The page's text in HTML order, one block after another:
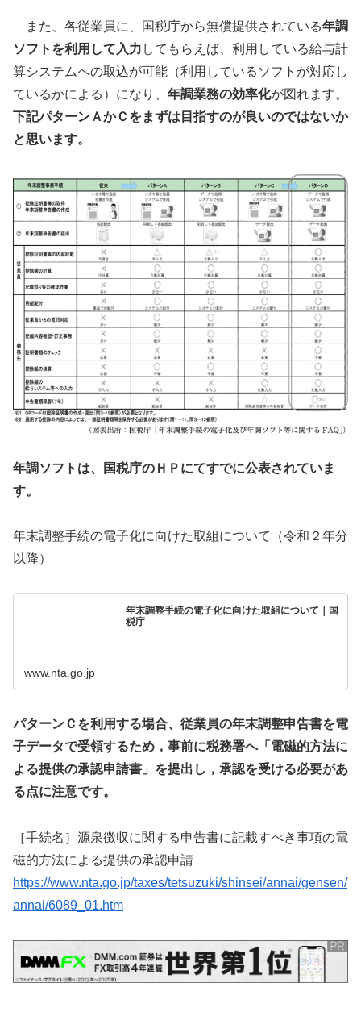
また、各従業員に、国税庁から無償提供されている年調
ソフトを利用して入力 してもらえば、利用している給与計
算システムへの取込が可能（利用しているソフトが対応し
ているかによる）になり、 年調業務の効率化が図れます。
下記パターンＡかＣをまずは目指すのが良いのではないか
と思います。
年調ソフトは、国税庁のＨＰにてすでに公表されていま
す。
年末調整手続の電子化に向けた取組について（令和２年分
以降）
年末調整手続の電子化に向けた取組について｜国
税庁
www.nta.go.jp
パターンＣを利用する場合、従業員の年末調整申告書を電
子データで受領するため，事前に税務署へ「電磁的方法に
よる提供の承認申請書」を提出し，承認を受ける必要があ
る点に注意です。
［手続名］源泉徴収に関する申告書に記載すべき事項の電
磁的方法による提供の承認申請
https://www.nta.go.jp/taxes/tetsuzuki/shinsei/annai/gensen/
annai/6089_01.htm